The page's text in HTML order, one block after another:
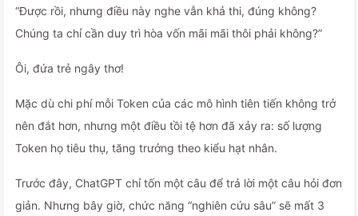
“Được rồi, nhưng điều này nghe vẫn khả thi, đúng không?
Chúng ta chỉ cần duy trì hòa vốn mãi mãi thôi phải không?”
Ôi, đứa trẻ ngây thơ!
Mặc dù chi phí mỗi Token của các mô hình tiên tiến không trở
nên đắt hơn, nhưng một điều tồi tệ hơn đã xảy ra: số lượng
Token họ tiêu thụ, tăng trưởng theo kiểu hạt nhân.
Trước đây, ChatGPT chỉ tốn một câu để trả lời một câu hỏi đơn
giản. Nhưng bây giờ, chức năng “nghiên cứu sâu” sẽ mất 3